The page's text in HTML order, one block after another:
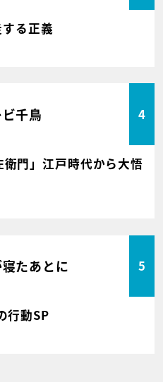
る正義
千鳥 4
衛門」江戸時代から大悟
たあとに 5
行動SP